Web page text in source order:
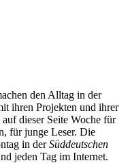
den Alltag in der
ihren Projekten und ihrer
dieser Seite Woche für
für junge Leser. Die
in derSüddeutschen
jeden Tag im Internet.